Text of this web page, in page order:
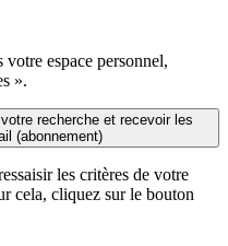
espace personnel,
».
recherche et recevoir les
(abonnement)
les critères de votre
cela, cliquez sur le bouton